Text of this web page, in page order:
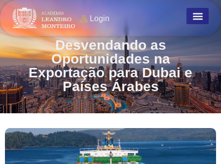
Login
Desvendando as
Oportunidades na
Exportação para Dubai e
Países Árabes